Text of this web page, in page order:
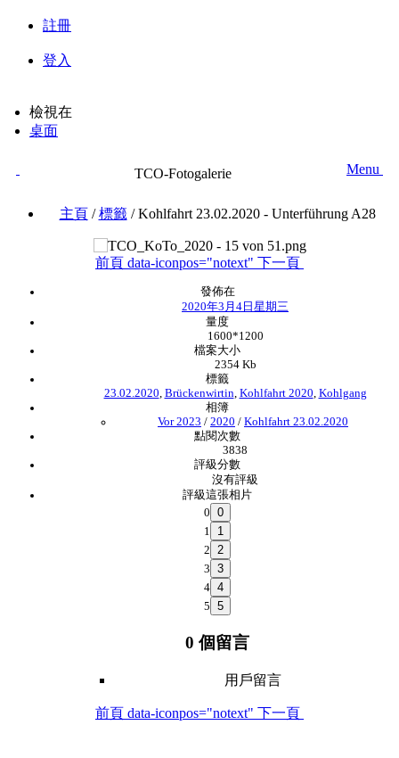
註冊
登入
檢視在
桌面
TCO-Fotogalerie Menu
主頁/標籤 /Kohlfahrt 23.02.2020 - Unterführung A28
前頁 data-iconpos="notext" 下一頁
發佈在
2020年3月4日星期三
量度
1600*1200
檔案大小
2354 Kb
標籤
23.02.2020 Brückenwirtin Kohlfahrt 2020 Kohlgang
相簿
Vor 2023 / 2020 / Kohlfahrt 23.02.2020
點閱次數
3838
評級分數
沒有評級
評級這張相片
0
1
2
3
4
5
0 個留言
用戶留言
前頁 data-iconpos="notext" 下一頁